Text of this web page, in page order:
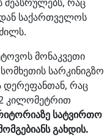
საქართველოს
მონაკვეთი
სარკინიგზო
დერეფანთან, რაც
კილომეტრით
სატვირთო
გახდის.